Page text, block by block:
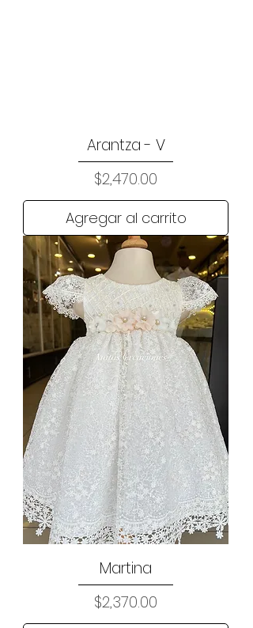
Arantza - V
Precio
$2,470.00
Agregar al carrito
Martina
Precio
$2,370.00